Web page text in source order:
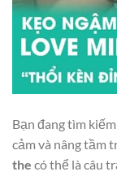
Bạn đang tìm
cảm và nâng tầm
the có thể là câu